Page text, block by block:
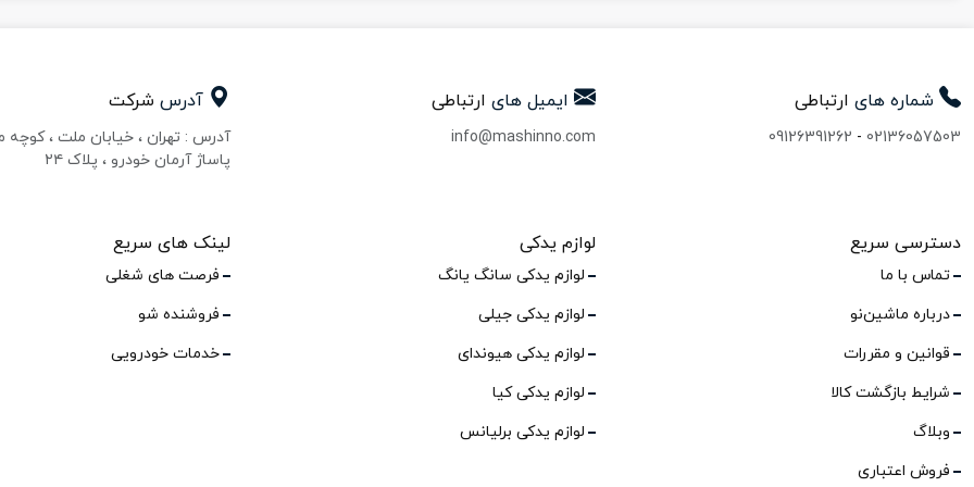
شماره های ارتباطی
02136057503
-
09126391262
ایمیل های ارتباطی
info@mashinno.com
آدرس شرکت
آدرس : تهران ، خیابان ملت ، کوچه
پاساژ آرمان خودرو ، پلاک ۲۴
دسترسی سریع
تماس با ما
درباره ماشین‌نو
قوانین و مقررات
شرایط بازگشت کالا
وبلاگ
فروش اعتباری
لوازم یدکی
لوازم یدکی سانگ یانگ
لوازم یدکی جیلی
لوازم یدکی هیوندای
لوازم یدکی کیا
لوازم یدکی برلیانس
لینک های سریع
فرصت های شغلی
فروشنده شو
خدمات خودرویی